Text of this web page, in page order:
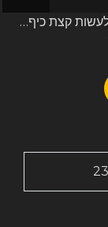
לעשות קצת כיף…
23